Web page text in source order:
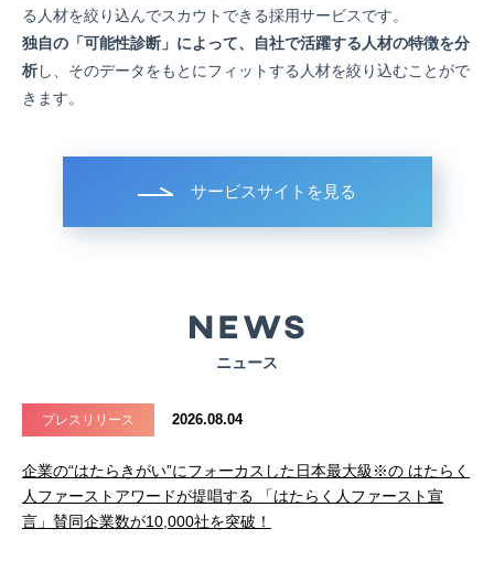
る人材を絞り込んでスカウトできる採用サービスです。
独自の「可能性診断」によって、自社で活躍する人材の特徴を分
析し、そのデータをもとにフィットする人材を絞り込むことがで
きます。
サービスサイトを見る
ニュース
プレスリリース 2026.08.04
企業の“はたらきがい”にフォーカスした日本最大級※の はたらく
人ファーストアワードが提唱する 「はたらく人ファースト宣
言」賛同企業数が10,000社を突破！